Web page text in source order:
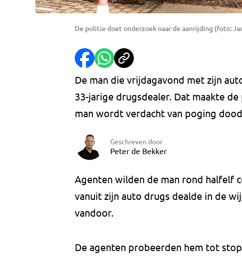
De politie doet onderzoek naar de aanrijding (foto:
De man die vrijdagavond met zijn
33-jarige drugsdealer. Dat maakte
man wordt verdacht van poging
Geschreven door
Peter de Bekker
Agenten wilden de man rond halfelf
vanuit zijn auto drugs dealde in de
vandoor.
De agenten probeerden hem tot